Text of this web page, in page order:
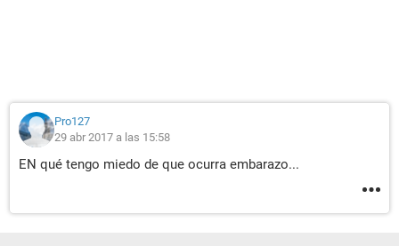
Pro127
29 abr 2017 a las 15:58
EN qué tengo miedo de que ocurra embarazo...